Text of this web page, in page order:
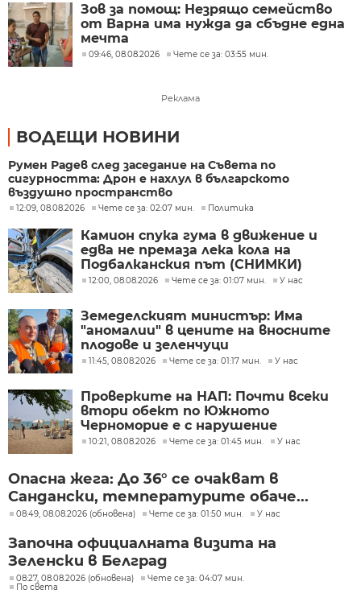
Зов за помощ: Незрящо семейство
от Варна има нужда да сбъдне една
мечта
09:46, 08.08.2026 Чете се за: 03:55 мин.
Реклама
ВОДЕЩИ НОВИНИ
Румен Радев след заседание на Съвета по
сигурността: Дрон е нахлул в българското
въздушно пространство
12:09, 08.08.2026 Чете се за: 02:07 мин. Политика
Камион спука гума в движение и
едва не премаза лека кола на
Подбалканския път (СНИМКИ)
12:00, 08.08.2026 Чете се за: 01:07 мин. У нас
Земеделският министър: Има
"аномалии" в цените на вносните
плодове и зеленчуци
11:45, 08.08.2026 Чете се за: 01:17 мин. У нас
Проверките на НАП: Почти всеки
втори обект по Южното
Черноморие е с нарушение
10:21, 08.08.2026 Чете се за: 01:45 мин. У нас
Опасна жега: До 36° се очакват в
Сандански, температурите обаче...
08:49, 08.08.2026 (обновена) Чете се за: 01:50 мин. У нас
Започна официалната визита на
Зеленски в Белград
08:27, 08.08.2026 (обновена)
Чете се за: 04:07 мин.
По света